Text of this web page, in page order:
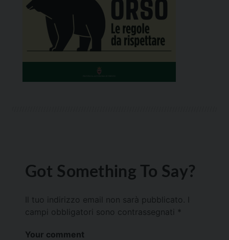
Got Something To Say?
Il tuo indirizzo email non sarà pubblicato.
campi obbligatori sono contrassegnati *
Your comment